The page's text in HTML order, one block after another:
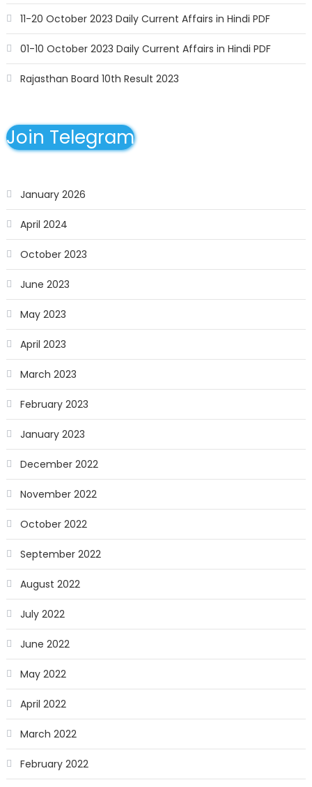
11-20 October 2023 Daily Current Affairs in Hindi PDF
01-10 October 2023 Daily Current Affairs in Hindi PDF
Rajasthan Board 10th Result 2023
Join Telegram
January 2026
April 2024
October 2023
June 2023
May 2023
April 2023
March 2023
February 2023
January 2023
December 2022
November 2022
October 2022
September 2022
August 2022
July 2022
June 2022
May 2022
April 2022
March 2022
February 2022